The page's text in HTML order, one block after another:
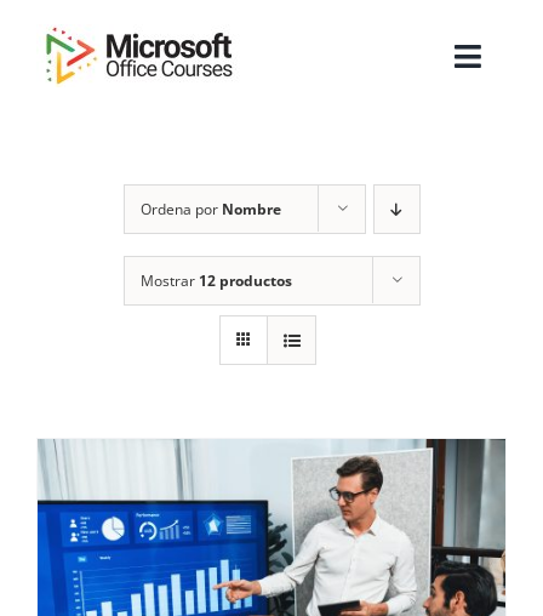
contenido
Sobre Nosotros
Cursos
Masters
Testimonios
Contactanos
Ordena por Nombre
Mostrar 12 productos